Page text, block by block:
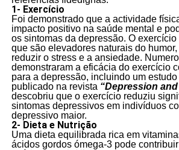
1- Exercício
Foi demonstrado que a actividade
impacto positivo na saúde mental e
os sintomas da depressão. O
que são elevadores naturais do
reduzir o stress e a ansiedade.
demonstraram a eficácia do exercício
para a depressão, incluindo um
publicado na revista “Depression
descobriu que o exercício reduziu
sintomas depressivos em indivíduos
depressivo maior.
2- Dieta e Nutrição
Uma dieta equilibrada rica em
ácidos gordos ómega-3 pode